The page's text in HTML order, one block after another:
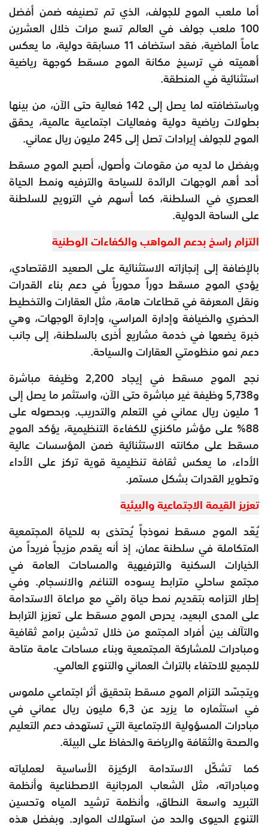
أما ملعب الموج للجولف، الذي تم تصنيفه ضمن أفضل
100 ملعب جولف في العالم تسع مرات خلال العشرين
عاماً الماضية، فقد استضاف 11 مسابقة دولية، ما يعكس
أهميته في ترسيخ مكانة الموج مسقط كوجهة رياضية
استثنائية في المنطقة.
وباستضافته لما يصل إلى 142 فعالية حتى الآن، من بينها
بطولات رياضية دولية وفعاليات اجتماعية عالمية، يحقق
الموج للجولف إيرادات تصل إلى 245 مليون ريال عماني.
وبفضل ما لديه من مقومات وأصول، أصبح الموج مسقط
أحد أهم الوجهات الرائدة للسياحة والترفيه ونمط الحياة
العصري في السلطنة، كما أسهم في الترويج للسلطنة
على الساحة الدولية.
التزام راسخ بدعم المواهب والكفاءات الوطنية
بالإضافة إلى إنجازاته الاستثنائية على الصعيد الاقتصادي،
يؤدي الموج مسقط دوراً محورياً في دعم بناء القدرات
ونقل المعرفة في قطاعات هامة، مثل العقارات والتخطيط
الحضري والضيافة وإدارة المراسي، وإدارة الوجهات، وهي
خبرة يضعها في خدمة مشاريع أخرى بالسلطنة، إلى جانب
دعم نمو منظومتي العقارات والسياحة.
نجح الموج مسقط في إيجاد 2,200 وظيفة مباشرة
و5,738 وظيفة غير مباشرة حتى الآن، واستثمر ما يصل إلى
1 مليون ريال عماني في التعلم والتدريب. وبحصوله على
88% على مؤشر ماكنزي للكفاءة التنظيمية، يؤكد الموج
مسقط على مكانته الاستثنائية ضمن المؤسسات عالية
الأداء، ما يعكس ثقافة تنظيمية قوية تركز على الأداء
وتطوير القدرات بشكل مستمر.
تعزيز القيمة الاجتماعية والبيئية
يُعّد الموج مسقط نموذجاً يُحتذى به للحياة المجتمعية
المتكاملة في سلطنة عمان، إذ أنه يقدم مزيجاً فريداً من
الخيارات السكنية والترفيهية والمساحات العامة في
مجتمع ساحلي مترابط يسوده التناغم والانسجام. وفي
إطار التزامه بتقديم نمط حياة راقي مع مراعاة الاستدامة
على المدى البعيد، يحرص الموج مسقط على تعزيز الترابط
والتآلف بين أفراد المجتمع من خلال تدشين برامج ثقافية
ومبادرات للمشاركة المجتمعية وبناء مساحات عامة متاحة
للجميع للاحتفاء بالتراث العماني والتنوع العالمي.
ويتجسّد التزام الموج مسقط بتحقيق أثر اجتماعي ملموس
في استثماره ما يزيد عن 6,3 مليون ريال عماني في
مبادرات المسؤولية الاجتماعية التي تستهدف دعم التعليم
والصحة والثقافة والرياضة والحفاظ على البيئة.
كما تشكّل الاستدامة الركيزة الأساسية لعملياته
ومبادراته، مثل الشعاب المرجانية الاصطناعية وأنظمة
التبريد واسعة النطاق، وأنظمة ترشيد المياه وتحسين
التنوع الحيوي والحد من استهلاك الموارد. وبفضل هذه